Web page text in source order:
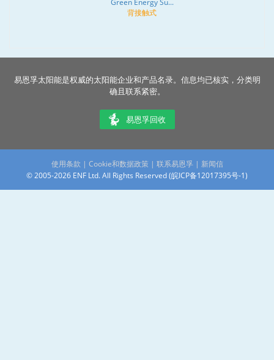
背接触式
易恩孚太阳能是权威的太阳能企业和产品名录。信息均已核实，分类明
确且联系紧密。
易恩孚回收
使用条款 | Cookie和数据政策| 联系易恩孚 | 新闻信
© 2005-2026 ENF Ltd. All Rights Reserved (皖ICP备12017395号-1)